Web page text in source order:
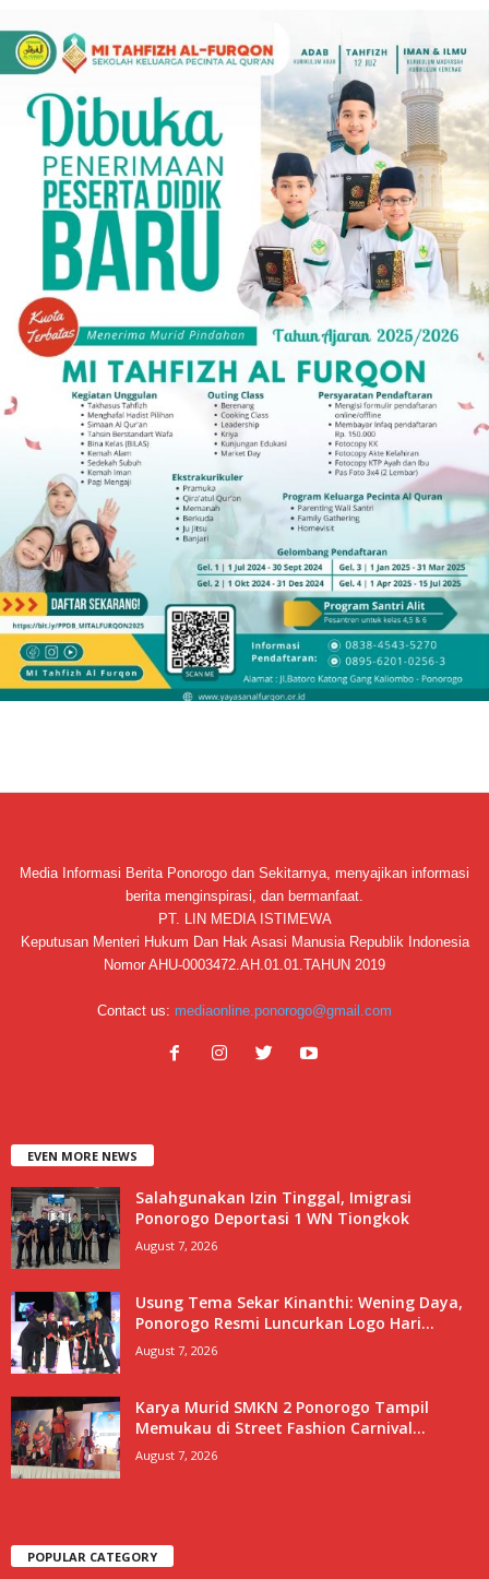
Media Informasi Berita Ponorogo dan Sekitarnya, menyajikan informasi
berita menginspirasi, dan bermanfaat.
PT. LIN MEDIA ISTIMEWA
Keputusan Menteri Hukum Dan Hak Asasi Manusia Republik Indonesia
Nomor AHU-0003472.AH.01.01.TAHUN 2019
Contact us: mediaonline.ponorogo@gmail.com
EVEN MORE NEWS
Salahgunakan Izin Tinggal, Imigrasi
Ponorogo Deportasi 1 WN Tiongkok
August 7, 2026
Usung Tema Sekar Kinanthi: Wening Daya,
Ponorogo Resmi Luncurkan Logo Hari...
August 7, 2026
Karya Murid SMKN 2 Ponorogo Tampil
Memukau di Street Fashion Carnival...
August 7, 2026
POPULAR CATEGORY